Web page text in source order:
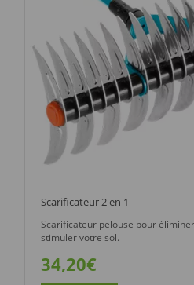
Scarificateur 2 en 1
Scarificateur pelouse pour
stimuler votre sol.
34,20€